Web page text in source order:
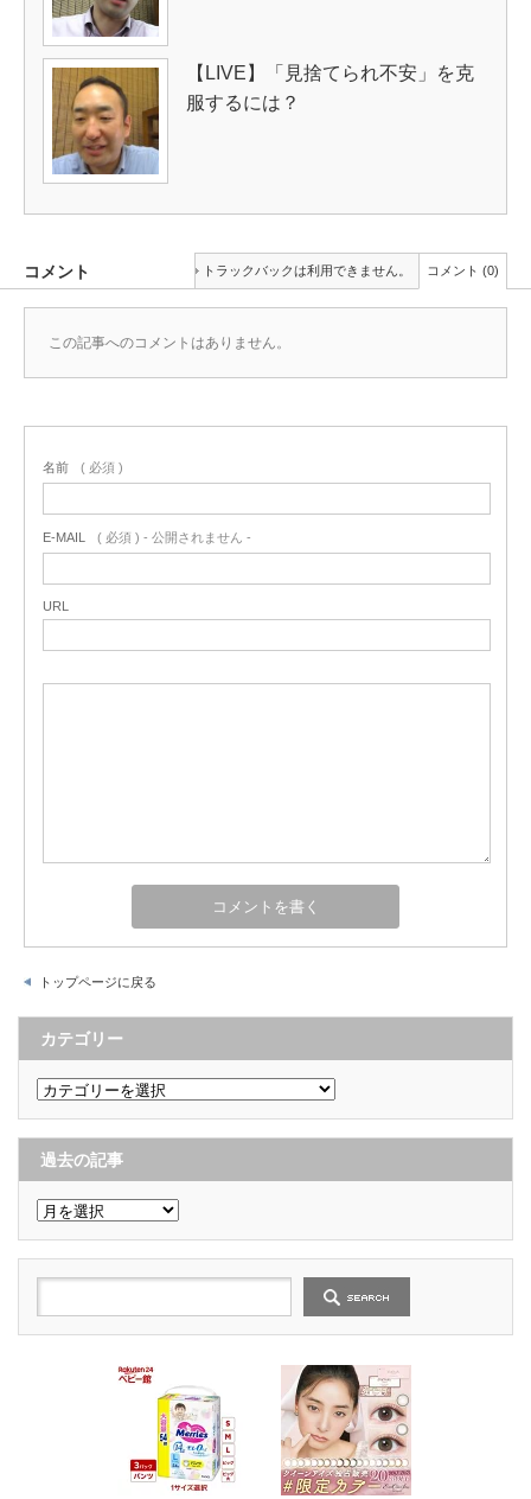
【LIVE】「見捨てられ不安」を克
服するには？
コメント トラックバックは利用できません。 コメント (0)
この記事へのコメントはありません。
名前 ( 必須 )
E-MAIL ( 必須 ) - 公開されません -
URL
トップページに戻る
カテゴリー
カ
テ
ゴ
リ
ー
過去の記事
過
去
の
記
事